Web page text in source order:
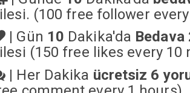
(100 free follower
| Gün 10 Dakika'da Bedava
(150 free likes every 10
| Her Dakika ücretsiz 6